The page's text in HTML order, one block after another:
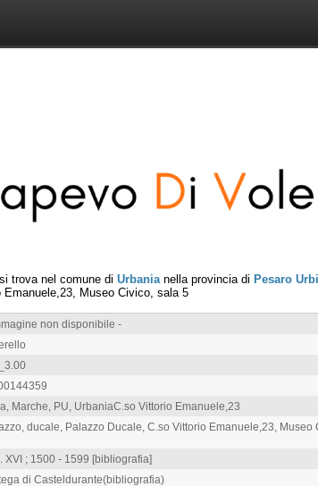
si trova nel comune di Urbania nella provincia di Pesaro
Museo Civico, sala 5
non disponibile -
Marche, PU, UrbaniaC.so Vittorio Emanuele,23
ducale, Palazzo Ducale, C.so Vittorio Emanuele,23, Museo
XVI ; 1500 - 1599 [bibliografia]
di Casteldurante(bibliografia)